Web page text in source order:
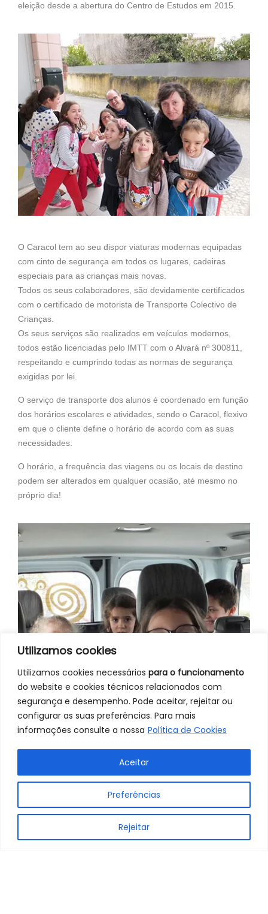
Utilizamos cookies
Utilizamos cookies necessários para o funcionamento
do website e cookies técnicos relacionados com
segurança e desempenho. Pode aceitar, rejeitar ou
configurar as suas preferências. Para mais
informações consulte a nossa Política de Cookies
Preferências
Rejeitar
Aceitar
eleição desde a abertura do Centro de Estudos em 2015.
O Caracol tem ao seu dispor viaturas modernas equipadas
com cinto de segurança em todos os lugares, cadeiras
especiais para as crianças mais novas.
Todos os seus colaboradores, são devidamente certificados
com o certificado de motorista de Transporte Colectivo de
Crianças.
Os seus serviços são realizados em veículos modernos,
todos estão licenciadas pelo IMTT com o Alvará nº 300811,
respeitando e cumprindo todas as normas de segurança
exigidas por lei.
O serviço de transporte dos alunos é coordenado em função
dos horários escolares e atividades, sendo o Caracol, flexivo
em que o cliente define o horário de acordo com as suas
necessidades.
O horário, a frequência das viagens ou os locais de destino
podem ser alterados em qualquer ocasião, até mesmo no
próprio dia!